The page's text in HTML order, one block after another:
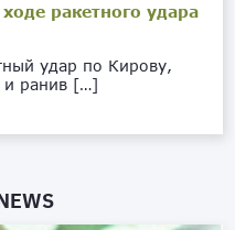
ракетного удара
удар по Кирову,
и ранив […]